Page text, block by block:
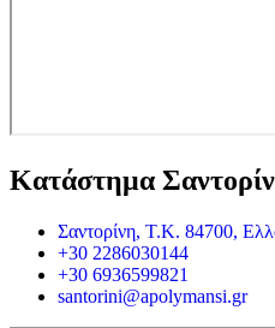
Κατάστημα
Σαντορίνη, Τ.Κ. 84700,
+30 2286030144
+30 6936599821
santorini@apolymansi.gr